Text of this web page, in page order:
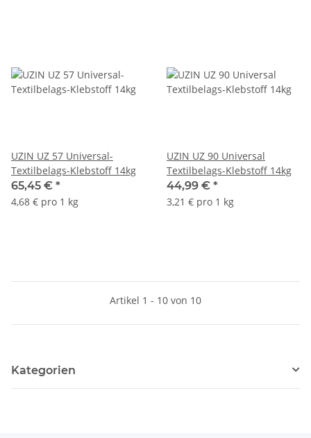
UZIN UZ 57 Universal-
Textilbelags-Klebstoff 14kg
65,45 € *
4,68 € pro 1 kg
UZIN UZ 90 Universal
Textilbelags-Klebstoff 14kg
44,99 € *
3,21 € pro 1 kg
Artikel 1 - 10 von 10
Kategorien